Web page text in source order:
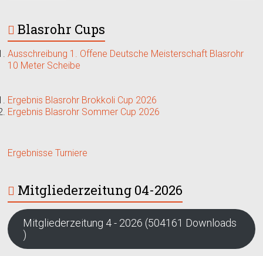
Blasrohr Cups
Ausschreibung 1. Offene Deutsche Meisterschaft Blasrohr
10 Meter Scheibe
Ergebnis Blasrohr Brokkoli Cup 2026
Ergebnis Blasrohr Sommer Cup 2026
Ergebnisse Turniere
Mitgliederzeitung 04-2026
Mitgliederzeitung 4 - 2026 (504161 Downloads
)